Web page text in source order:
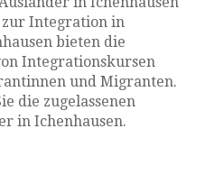
Integration in
bieten die
Integrationskursen
und Migranten.
die zugelassenen
in Ichenhausen.